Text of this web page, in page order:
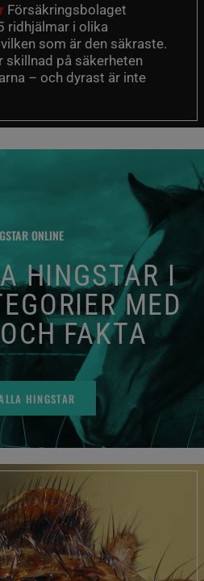
Försäkringsbolaget
ridhjälmar i olika
som är den säkraste.
skillnad på säkerheten
– och dyrast är inte
ONLINE
HINGSTAR I
MED
FAKTA
HINGSTAR